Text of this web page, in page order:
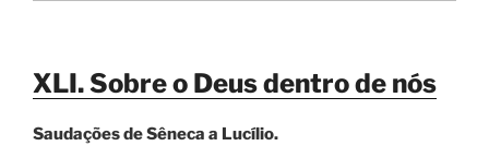
XLI. Sobre o Deus dentro de nós
Saudações de Sêneca a Lucílio.